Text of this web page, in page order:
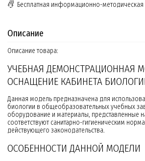
Бесплатная информационно-
Описание
Описание товара:
УЧЕБНАЯ ДЕМОНСТРАЦИОННАЯ
ОСНАЩЕНИЕ КАБИНЕТА
Данная модель предназначена для
биологии в общеобразовательных учебных
оборудование и материалы, представленные
соответствуют санитарно-гигиеническим
действующего законодательства.
ОСОБЕННОСТИ ДАННОЙ МОДЕЛИ